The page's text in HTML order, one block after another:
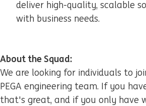
deliver high-quality, scalable
with business needs.
About the Squad:
We are looking for individuals to
PEGA engineering team. If you
that's great, and if you only have